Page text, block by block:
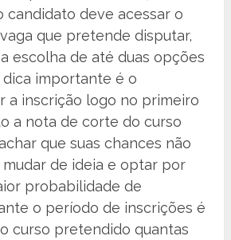
candidato deve acessar o
que pretende disputar,
escolha de até duas opções
dica importante é o
a inscrição logo no primeiro
a nota de corte do curso
que suas chances não
de ideia e optar por
probabilidade de
o período de inscrições é
curso pretendido quantas